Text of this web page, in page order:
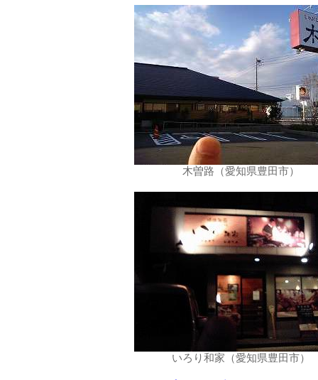
木曽路（愛知県豊田市）
いろり和家（愛知県豊田市）